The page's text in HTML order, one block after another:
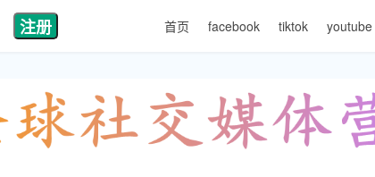
注册 首页 facebook tiktok youtube